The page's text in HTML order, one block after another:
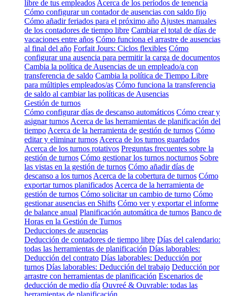
libre de tus empleados Acerca de los períodos de tenencia
Cómo configurar un contador de ausencias con saldo fijo
Cómo añadir feriados para el próximo año Ajustes manuales
de los contadores de tiempo libre Cambiar el total de días de
vacaciones entre años Cómo funciona el arrastre de ausencias
al final del año Forfait Jours: Ciclos flexibles Cómo
configurar una ausencia para permitir la carga de documentos
Cambia la política de Ausencias de un empleado/a con
transferencia de saldo Cambia la política de Tiempo Libre
para múltiples empleados/as Cómo funciona la transferencia
de saldo al cambiar las políticas de Ausencias
Gestión de turnos
Cómo configurar días de descanso automáticos Cómo crear y
asignar turnos Acerca de las herramientas de planificación del
tiempo Acerca de la herramienta de gestión de turnos Cómo
editar y eliminar turnos Acerca de los turnos guardados
Acerca de los turnos rotativos Preguntas frecuentes sobre la
gestión de turnos Cómo gestionar los turnos nocturnos Sobre
las vistas en la gestión de turnos Cómo añadir días de
descanso a los turnos Acerca de la cobertura de turnos Cómo
exportar turnos planificados Acerca de la herramienta de
gestión de turnos Cómo solicitar un cambio de turno Cómo
gestionar ausencias en Shifts Cómo ver y exportar el informe
de balance anual Planificación automática de turnos Banco de
Horas en la Gestión de Turnos
Deducciones de ausencias
Deducción de contadores de tiempo libre Días del calendario:
todas las herramientas de planificación Días laborables:
Deducción del contrato Días laborables: Deducción por
turnos Días laborables: Deducción del trabajo Deducción por
arrastre con herramientas de planificación Escenarios de
deducción de medio día Ouvreé & Ouvrable: todas las
herramientas de planificación